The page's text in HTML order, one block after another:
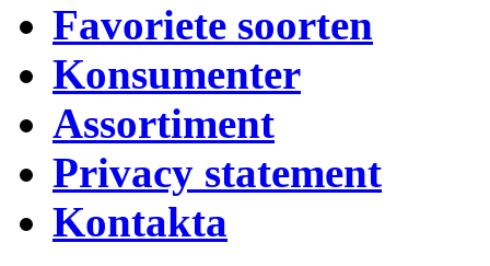
Favoriete soorten
Konsumenter
Assortiment
Privacy statement
Kontakta